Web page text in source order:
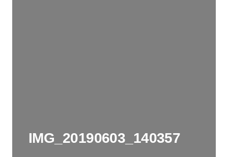
IMG_20190603_140357